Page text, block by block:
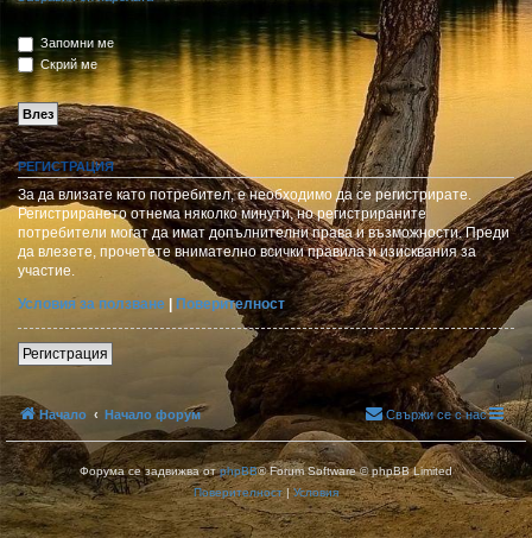
Запомни ме
Скрий ме
РЕГИСТРАЦИЯ
За да влизате като потребител, е необходимо да се регистрирате.
Регистрирането отнема няколко минути, но регистрираните
потребители могат да имат допълнителни права и възможности. Преди
да влезете, прочетете внимателно всички правила и изисквания за
участие.
Условия за ползване | Поверителност
Регистрация
Начало Начало форум Свържи се с нас
Форума се задвижва отphpBB® Forum Software © phpBB Limited
Поверителност|Условия